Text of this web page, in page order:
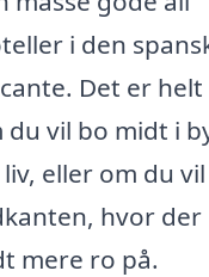
i den
Det er
du vil bo midt i
eller om du
hvor der
mere ro på.